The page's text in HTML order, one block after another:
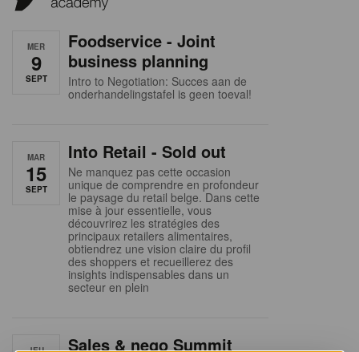
MER
9
SEPT
Foodservice - Joint
business planning
Intro to Negotiation: Succes aan de
onderhandelingstafel is geen toeval!
MAR
15
SEPT
Into Retail - Sold out
Ne manquez pas cette occasion
unique de comprendre en profondeur
le paysage du retail belge. Dans cette
mise à jour essentielle, vous
découvrirez les stratégies des
principaux retailers alimentaires,
obtiendrez une vision claire du profil
des shoppers et recueillerez des
insights indispensables dans un
secteur en plein
Sales & nego Summit